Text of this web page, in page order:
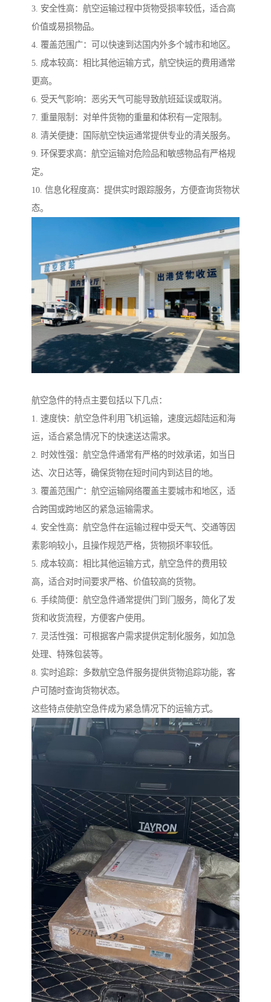
3. 安全性高：航空运输过程中货物受损率较低，适合高
价值或易损物品。
4. 覆盖范围广：可以快速到达国内外多个城市和地区。
5. 成本较高：相比其他运输方式，航空快运的费用通常
更高。
6. 受天气影响：恶劣天气可能导致航班延误或取消。
7. 重量限制：对单件货物的重量和体积有一定限制。
8. 清关便捷：国际航空快运通常提供专业的清关服务。
9. 环保要求高：航空运输对危险品和敏感物品有严格规
定。
10. 信息化程度高：提供实时跟踪服务，方便查询货物状
态。
航空急件的特点主要包括以下几点：
1. 速度快：航空急件利用飞机运输，速度远超陆运和海
运，适合紧急情况下的快速送达需求。
2. 时效性强：航空急件通常有严格的时效承诺，如当日
达、次日达等，确保货物在短时间内到达目的地。
3. 覆盖范围广：航空运输网络覆盖主要城市和地区，适
合跨国或跨地区的紧急运输需求。
4. 安全性高：航空急件在运输过程中受天气、交通等因
素影响较小，且操作规范严格，货物损坏率较低。
5. 成本较高：相比其他运输方式，航空急件的费用较
高，适合对时间要求严格、价值较高的货物。
6. 手续简便：航空急件通常提供门到门服务，简化了发
货和收货流程，方便客户使用。
7. 灵活性强：可根据客户需求提供定制化服务，如加急
处理、特殊包装等。
8. 实时追踪：多数航空急件服务提供货物追踪功能，客
户可随时查询货物状态。
这些特点使航空急件成为紧急情况下的运输方式。